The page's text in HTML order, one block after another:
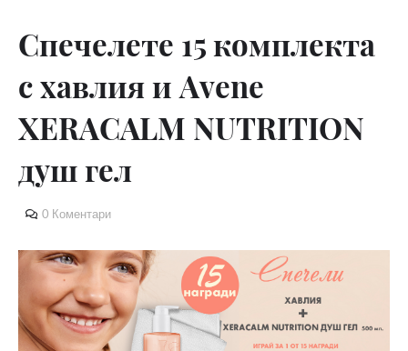
Спечелете 15 комплекта
с хавлия и Avene
XERACALM NUTRITION
душ гел
0 Коментари